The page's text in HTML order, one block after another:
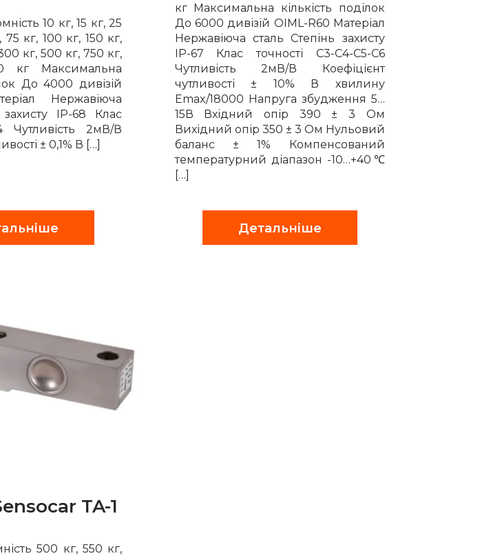
10 кг, 15 кг, 25
кг, 100 кг, 150 кг,
кг, 500 кг, 750 кг,
кг Максимальна
До 4000 дивізій
Нержавіюча
захисту IP-68 Клас
Чутливість 2мВ/В
± 0,1% В […]
кг Максимальна кількість поділок
До 6000 дивізій OIML-R60 Матеріал
Нержавіюча сталь Степінь захисту
IP-67 Клас точності С3-С4-С5-С6
Чутливість 2мВ/В Коефіцієнт
чутливості ± 10% В хвилину
Emax/18000 Напруга збудження 5…
15В Вхідний опір 390 ± 3 Ом
Вихідний опір 350 ± 3 Ом Нульовий
баланс ± 1% Компенсований
температурний діапазон -10…+40℃
[…]
Детальніше
TA-1
500 кг, 550 кг,